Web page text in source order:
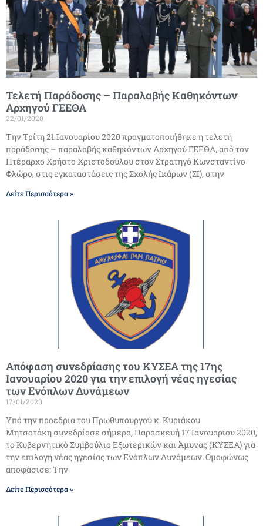
Τελετή Παράδοσης – Παραλαβής Καθηκόντων
Αρχηγού ΓΕΕΘΑ
22/01/2020
Την Τρίτη 21 Ιανουαρίου 2020 πραγματοποιήθηκε η τελετή
παράδοσης – παραλαβής καθηκόντων Αρχηγού ΓΕΕΘΑ, από τον
Πτέραρχο Χρήστο Χριστοδούλου στον Στρατηγό Κωνσταντίνο
Φλώρο, στις εγκαταστάσεις της Σχολής Ικάρων (ΣΙ), στην
Δείτε Περισσότερα »
Απόφαση συνεδρίασης του ΚΥΣΕΑ της 17ης
Ιανουαρίου 2020 για την επιλογή νέας ηγεσίας
των Ενόπλων Δυνάμεων
17/01/2020
Υπό την προεδρία του Πρωθυπουργού κ. Κυριάκου
Μητσοτάκη συνεδρίασε σήμερα, Παρασκευή 17 Ιανουαρίου 2020,
το Κυβερνητικό Συμβούλιο Εξωτερικών και Άμυνας (ΚΥΣΕΑ) για
την επιλογή νέας ηγεσίας των Ενόπλων Δυνάμεων. Ομοφώνως
αποφάσισε: Την
Δείτε Περισσότερα »